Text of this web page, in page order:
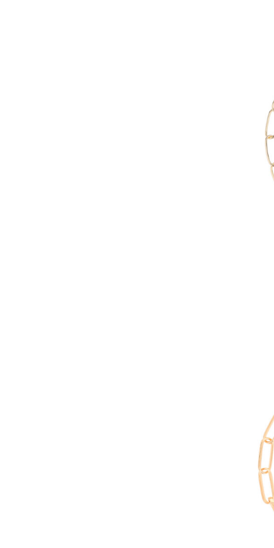
AÑADIR AL